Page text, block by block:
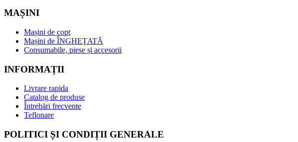
MAȘINI
Mașini de copt
Mașini de ÎNGHEȚATĂ
Consumabile, piese și accesorii
INFORMAȚII
Livrare rapida
Catalog de produse
Întrebări frecvente
Teflonare
POLITICI ȘI CONDIȚII GENERALE